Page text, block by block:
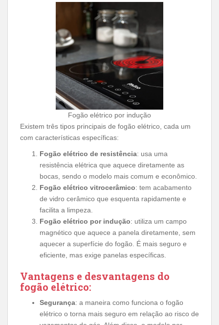
Fogão elétrico por indução
Existem três tipos principais de fogão elétrico, cada um
com características específicas:
Fogão elétrico de resistência: usa uma
resistência elétrica que aquece diretamente as
bocas, sendo o modelo mais comum e econômico.
Fogão elétrico vitrocerâmico: tem acabamento
de vidro cerâmico que esquenta rapidamente e
facilita a limpeza.
Fogão elétrico por indução: utiliza um campo
magnético que aquece a panela diretamente, sem
aquecer a superfície do fogão. É mais seguro e
eficiente, mas exige panelas específicas.
Vantagens e desvantagens do
fogão elétrico:
Segurança: a maneira como funciona o fogão
elétrico o torna mais seguro em relação ao risco de